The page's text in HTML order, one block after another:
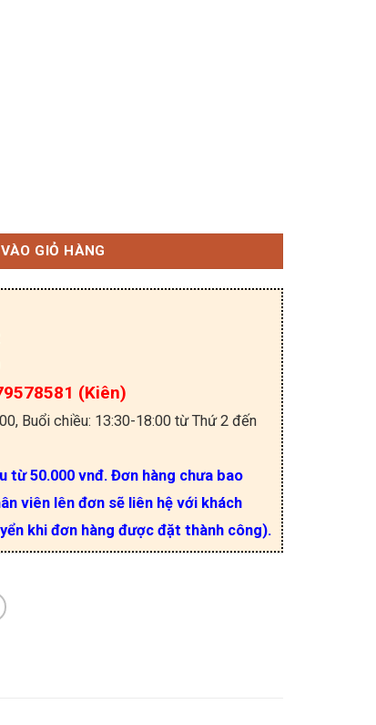
28A 650V TO-220F số lượng
GIỎ HÀNG
(Kiên)
Buổi chiều: 13:30-18:00 từ Thứ 2 đến
từ 50.000 vnđ. Đơn hàng chưa bao
viên lên đơn sẽ liên hệ với khách
khi đơn hàng được đặt thành công).